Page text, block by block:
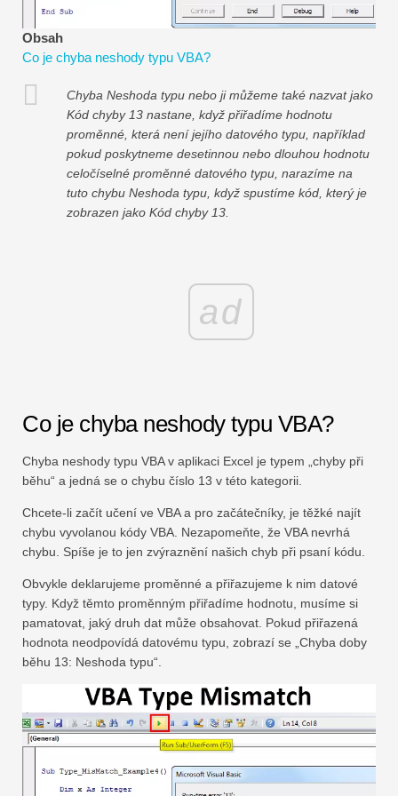
Návody k finančnímu modelování
Plná forma
Výukové programy pro řízení rizik
Obsah
Co je chyba neshody typu VBA?
Chyba Neshoda typu nebo ji můžeme také nazvat jako
Kód chyby 13 nastane, když přiřadíme hodnotu
proměnné, která není jejího datového typu, například
pokud poskytneme desetinnou nebo dlouhou hodnotu
celočíselné proměnné datového typu, narazíme na
tuto chybu Neshoda typu, když spustíme kód, který je
zobrazen jako Kód chyby 13.
ad
Co je chyba neshody typu VBA?
Chyba neshody typu VBA v aplikaci Excel je typem „chyby při
běhu“ a jedná se o chybu číslo 13 v této kategorii.
Chcete-li začít učení ve VBA a pro začátečníky, je těžké najít
chybu vyvolanou kódy VBA. Nezapomeňte, že VBA nevrhá
chybu. Spíše je to jen zvýraznění našich chyb při psaní kódu.
Obvykle deklarujeme proměnné a přiřazujeme k nim datové
typy. Když těmto proměnným přiřadíme hodnotu, musíme si
pamatovat, jaký druh dat může obsahovat. Pokud přiřazená
hodnota neodpovídá datovému typu, zobrazí se „Chyba doby
běhu 13: Neshoda typu“.